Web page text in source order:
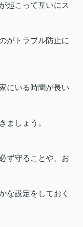
起こって互いにス
がトラブル防止に
にいる時間が長い
ましょう。
ず守ることや、お
な設定をしておく